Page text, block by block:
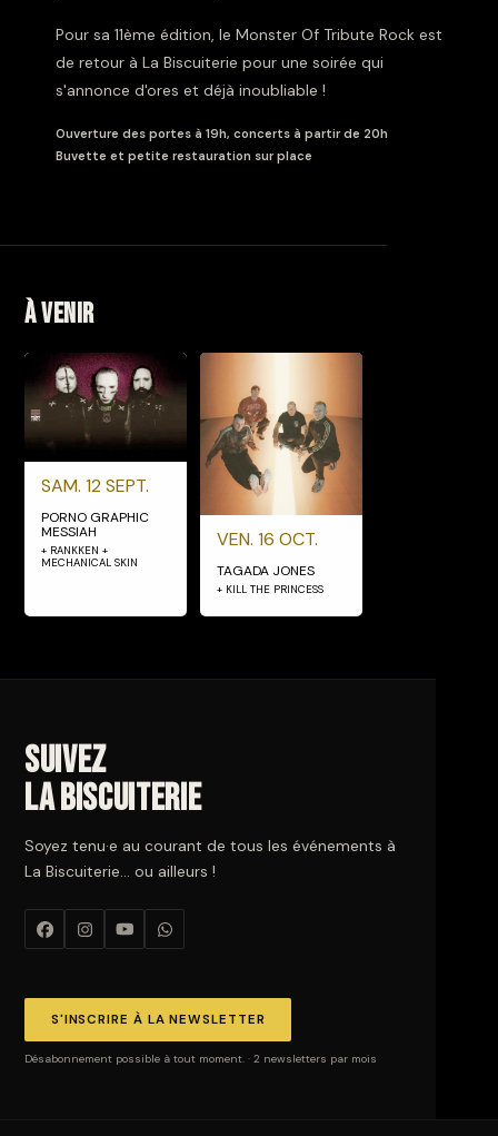
Pour sa 11ème édition, le Monster Of Tribute Rock est
de retour à La Biscuiterie pour une soirée qui
s'annonce d'ores et déjà inoubliable !
Ouverture des portes à 19h, concerts à partir de 20h
Buvette et petite restauration sur place
À venir
SAM. 12 SEPT.
PORNO GRAPHIC
MESSIAH
+ RANKKEN +
MECHANICAL SKIN
VEN. 16 OCT.
TAGADA JONES
+ KILL THE PRINCESS
Suivez
La Biscuiterie
Soyez tenu·e au courant de tous les événements à
La Biscuiterie… ou ailleurs !
S'INSCRIRE À LA NEWSLETTER
Désabonnement possible à tout moment. · 2 newsletters par mois